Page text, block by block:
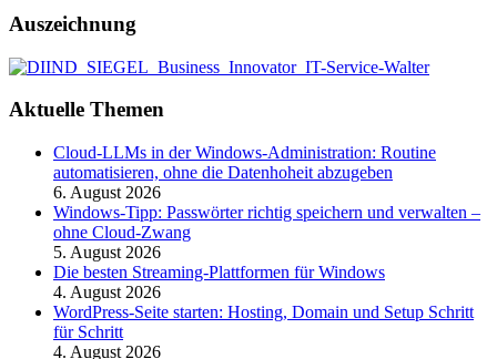
Auszeichnung
Aktuelle Themen
Cloud-LLMs in der Windows-Administration: Routine
automatisieren, ohne die Datenhoheit abzugeben
6. August 2026
Windows-Tipp: Passwörter richtig speichern und verwalten –
ohne Cloud-Zwang
5. August 2026
Die besten Streaming-Plattformen für Windows
4. August 2026
WordPress-Seite starten: Hosting, Domain und Setup Schritt
für Schritt
4. August 2026